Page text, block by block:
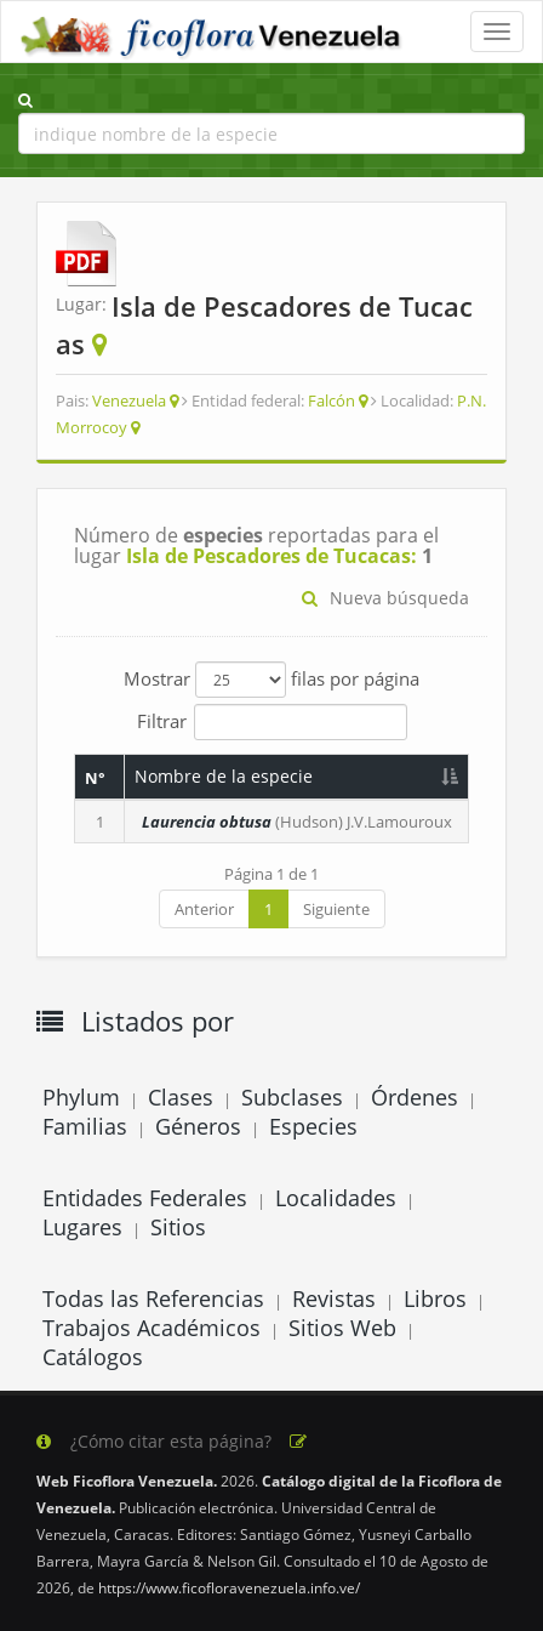
Toggle
Lugar: Isla de Pescadores de Tucac
as
Pais:Venezuela Entidad federal: Falcón Localidad: P.N.
Morrocoy
Número de especies reportadas para el
lugar Isla de Pescadores de Tucacas: 1
Nueva búsqueda
Mostrar
filas por página
Filtrar
N° Nombre de la especie
1 Laurencia obtusa(Hudson) J.V.Lamouroux
Página 1 de 1
Anterior
1 Siguiente
Listados por
Phylum | Clases | Subclases | Órdenes |
Familias | Géneros | Especies
Entidades Federales | Localidades |
Lugares | Sitios
Todas las Referencias | Revistas | Libros |
Trabajos Académicos | Sitios Web |
Catálogos
¿Cómo citar esta página?
Web Ficoflora Venezuela.2026.Catálogo digital de la Ficoflora de
Venezuela. Publicación electrónica. Universidad Central de
Venezuela, Caracas. Editores: Santiago Gómez, Yusneyi Carballo
Barrera, Mayra García & Nelson Gil. Consultado el 10 de Agosto de
2026, de https://www.ficofloravenezuela.info.ve/